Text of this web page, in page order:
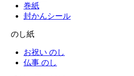
巻紙
封かんシール
のし紙
お祝い のし
仏事 のし